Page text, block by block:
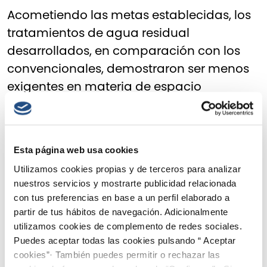
Esta página web usa cookies
Utilizamos cookies propias y de terceros para analizar
nuestros servicios y mostrarte publicidad relacionada
con tus preferencias en base a un perfil elaborado a
partir de tus hábitos de navegación. Adicionalmente
utilizamos cookies de complemento de redes sociales.
Puedes aceptar todas las cookies pulsando “ Aceptar
cookies”· También puedes permitir o rechazar las
Acometiendo las metas establecidas, los
tratamientos de agua residual
desarrollados, en comparación con los
convencionales, demostraron ser menos
exigentes en materia de espacio
requerido en su implementación y más
efectivos en condiciones desfavorables,
límites de vertido impuestos por la
legislación.
Como conclusión a estos cuatro años de
investigación, hemos elaborado dos
informes técnicos ( Layman’s
ReportandLayman’s Report for Policy